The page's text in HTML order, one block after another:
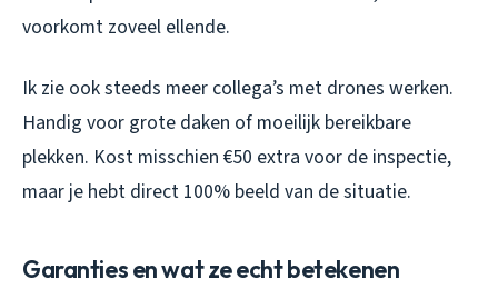
voorkomt zoveel ellende.
Ik zie ook steeds meer collega’s met drones werken.
Handig voor grote daken of moeilijk bereikbare
plekken. Kost misschien €50 extra voor de inspectie,
maar je hebt direct 100% beeld van de situatie.
Garanties en wat ze echt betekenen